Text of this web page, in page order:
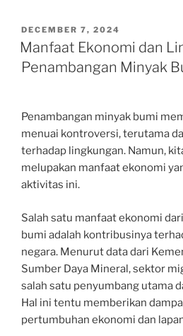
POSTED
ON
DECEMBER 7, 2024
Manfaat Ekonomi dan
Penambangan Minyak
Penambangan minyak bumi
menuai kontroversi, terutama
terhadap lingkungan. Namun,
melupakan manfaat ekonomi
aktivitas ini.
Salah satu manfaat ekonomi
bumi adalah kontribusinya
negara. Menurut data dari
Sumber Daya Mineral, sektor
salah satu penyumbang utama
Hal ini tentu memberikan
pertumbuhan ekonomi dan